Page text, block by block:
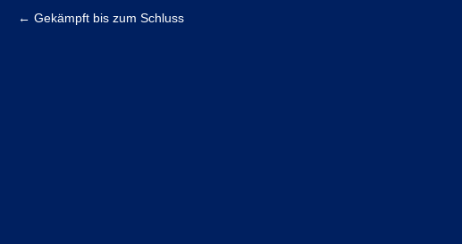
← Gekämpft bis zum Schluss